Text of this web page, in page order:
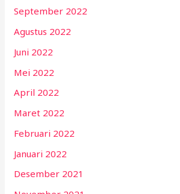
September 2022
Agustus 2022
Juni 2022
Mei 2022
April 2022
Maret 2022
Februari 2022
Januari 2022
Desember 2021